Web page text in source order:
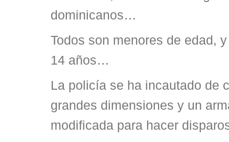
dominicanos…
Todos son menores de edad,
14 años…
La policía se ha incautado de
grandes dimensiones y un
modificada para hacer